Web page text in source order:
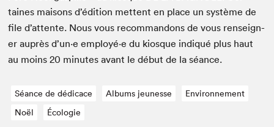
taines maisons d’édi­tion met­tent en place un sys­tème de
file d’at­tente. Nous vous recom­man­dons de vous ren­seign­
er auprès d’un·e employé·e du kiosque indiqué plus haut
au moins20 min­utes avant le début de la séance.
Séance de dédicace Albums jeunesse
Environnement
Noël
Écologie